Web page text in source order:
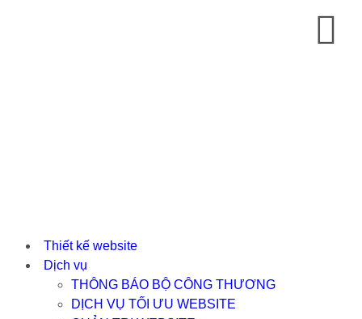
Thiết kế website
Dịch vụ
THÔNG BÁO BỘ CÔNG THƯƠNG
DỊCH VỤ TỐI ƯU WEBSITE